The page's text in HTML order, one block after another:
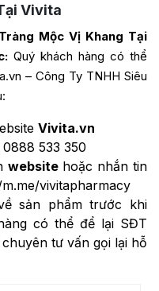
Vivita
Mộc Vị Khang Tại
Quý khách hàng có thể
– Công Ty TNHH Siêu
Vivita.vn
0888 533 350
websitehoặc nhắn tin
vivitapharmacy
sản phẩm trước khi
có thể để lại SĐT
tư vấn gọi lại hỗ